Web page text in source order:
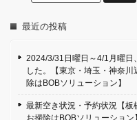
最近の投稿
2024/3/31日曜日～4/1月曜日
した。【東京・埼玉・神奈
除はBOBソリューション】
最新空き状況・予約状況【